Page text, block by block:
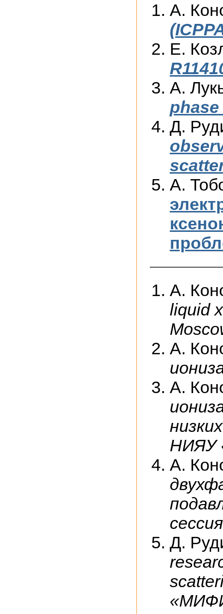
А.
Е.
А.
phase
Д.
А.
А.
liquid
А.
А.
НИЯУ
А.
Д.